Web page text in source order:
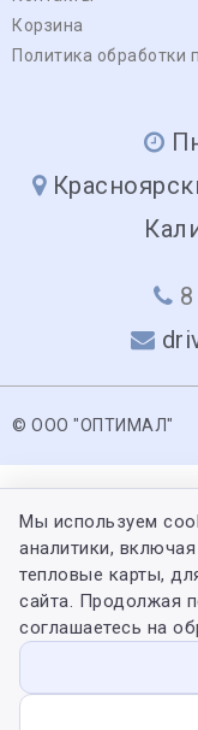
Корзина
Политика обработки
© ООО "ОПТИМАЛ"
Мы используем
аналитики,
тепловые карты,
сайта. Продолжая
соглашаетесь на